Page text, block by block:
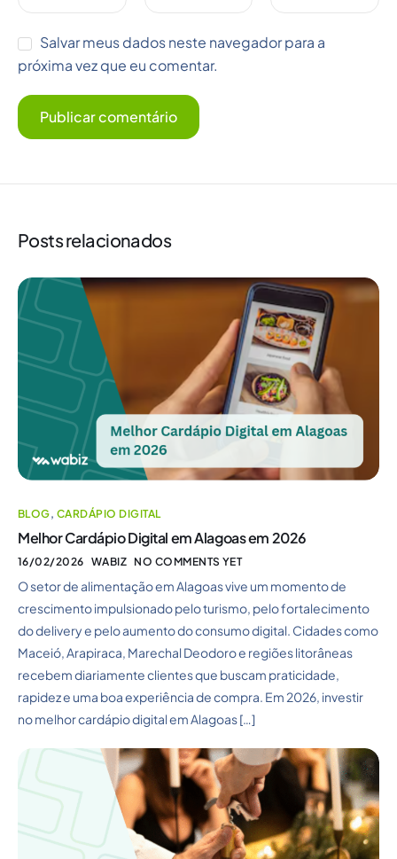
Salvar meus dados neste navegador para a
próxima vez que eu comentar.
Posts relacionados
BLOG, CARDÁPIO DIGITAL
Melhor Cardápio Digital em Alagoas em 2026
16/02/2026 WABIZ NO COMMENTS YET
O setor de alimentação em Alagoas vive um momento de
crescimento impulsionado pelo turismo, pelo fortalecimento
do delivery e pelo aumento do consumo digital. Cidades como
Maceió, Arapiraca, Marechal Deodoro e regiões litorâneas
recebem diariamente clientes que buscam praticidade,
rapidez e uma boa experiência de compra. Em 2026, investir
no melhor cardápio digital em Alagoas […]